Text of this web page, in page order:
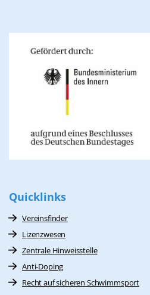
Quicklinks
Vereinsfinder
Lizenzwesen
Zentrale Hinweisstelle
Anti-Doping
Recht auf sicheren Schwimmsport